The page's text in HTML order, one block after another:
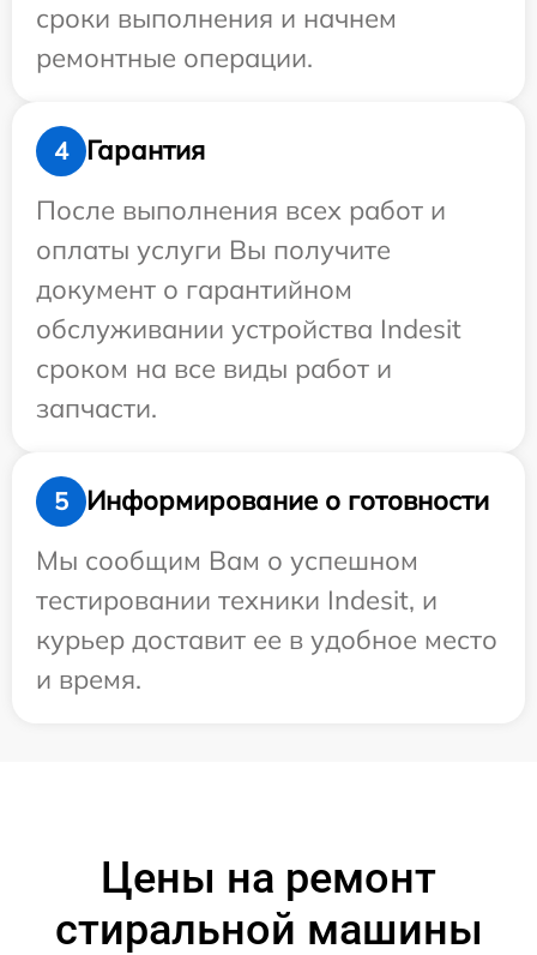
сроки выполнения и начнем
ремонтные операции.
4
Гарантия
После выполнения всех работ и
оплаты услуги Вы получите
документ о гарантийном
обслуживании устройства Indesit
сроком на все виды работ и
запчасти.
5
Информирование о готовности
Мы сообщим Вам о успешном
тестировании техники Indesit, и
курьер доставит ее в удобное место
и время.
Цены на ремонт
стиральной машины